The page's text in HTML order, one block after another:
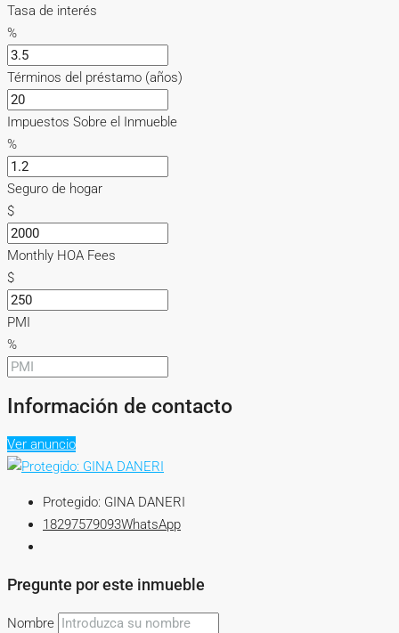
Tasa de interés
%
Términos del préstamo (años)
Impuestos Sobre el Inmueble
%
Seguro de hogar
$
Monthly HOA Fees
$
PMI
%
Información de contacto
Ver anuncio
Protegido: GINA DANERI
18297579093WhatsApp
Pregunte por este inmueble
Nombre